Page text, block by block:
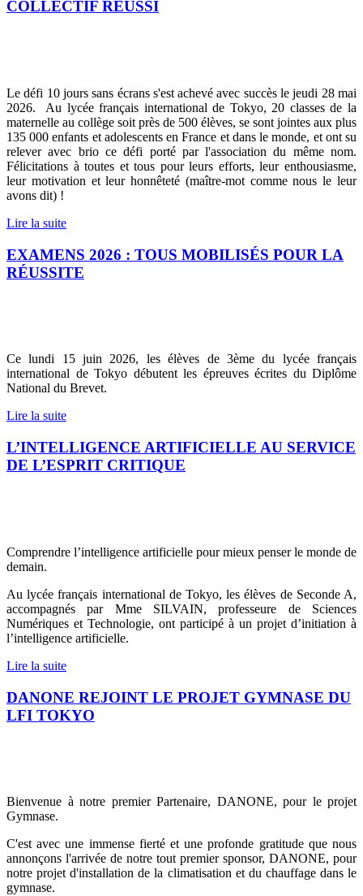
COLLECTIF RÉUSSI
Le défi 10 jours sans écrans s'est achevé avec succès le jeudi 28 mai
2026. Au lycée français international de Tokyo, 20 classes de la
maternelle au collège soit près de 500 élèves, se sont jointes aux plus
135 000 enfants et adolescents en France et dans le monde, et ont su
relever avec brio ce défi porté par l'association du même nom.
Félicitations à toutes et tous pour leurs efforts, leur enthousiasme,
leur motivation et leur honnêteté (maître-mot comme nous le leur
avons dit) !
Lire la suite
EXAMENS 2026 : TOUS MOBILISÉS POUR LA
RÉUSSITE
Ce lundi 15 juin 2026, les élèves de 3ème du lycée français
international de Tokyo débutent les épreuves écrites du Diplôme
National du Brevet.
Lire la suite
L’INTELLIGENCE ARTIFICIELLE AU SERVICE
DE L’ESPRIT CRITIQUE
Comprendre l’intelligence artificielle pour mieux penser le monde de
demain.
Au lycée français international de Tokyo, les élèves de Seconde A,
accompagnés par Mme SILVAIN, professeure de Sciences
Numériques et Technologie, ont participé à un projet d’initiation à
l’intelligence artificielle.
Lire la suite
DANONE REJOINT LE PROJET GYMNASE DU
LFI TOKYO
Bienvenue à notre premier Partenaire, DANONE, pour le projet
Gymnase.
C'est avec une immense fierté et une profonde gratitude que nous
annonçons l'arrivée de notre tout premier sponsor, DANONE, pour
notre projet d'installation de la climatisation et du chauffage dans le
gymnase.